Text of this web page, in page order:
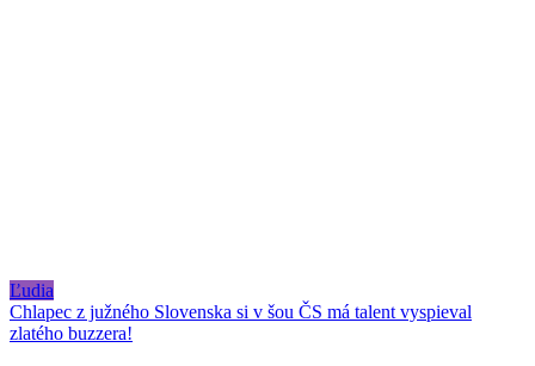
Ľudia
Chlapec z južného Slovenska si v šou ČS má talent vyspieval
zlatého buzzera!